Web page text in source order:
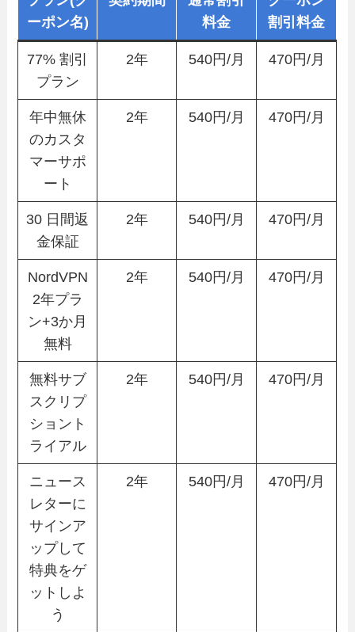
ーポン名)
料金
割引料金
77% 割引
プラン
2年 540円/月 470円/月
年中無休
のカスタ
マーサポ
ート
2年 540円/月 470円/月
30 日間返
金保証
2年 540円/月 470円/月
NordVPN
2年プラ
ン+3か月
無料
2年 540円/月 470円/月
無料サブ
スクリプ
ショント
ライアル
2年 540円/月 470円/月
ニュース
レターに
サインア
ップして
特典をゲ
ットしよ
う
2年 540円/月 470円/月